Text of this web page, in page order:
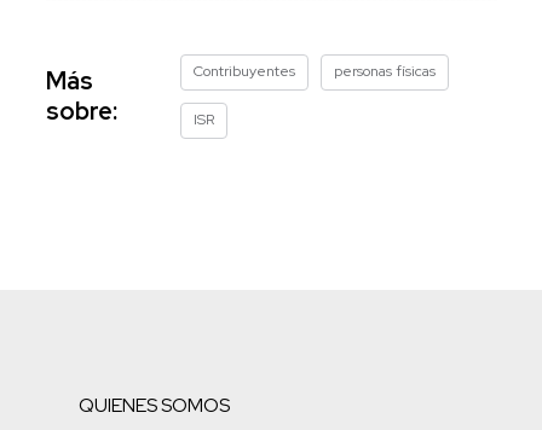
Más
sobre:
Contribuyentes personas físicas
ISR
QUIENES SOMOS